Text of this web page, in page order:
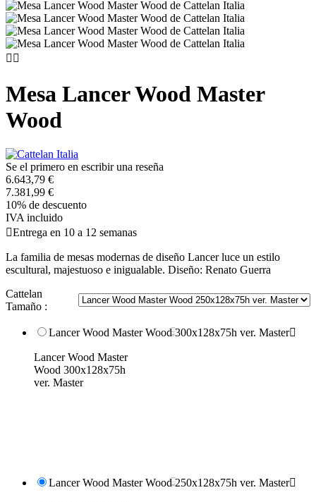
 
Mesa Lancer Wood Master
Wood
Se el primero en escribir una reseña
6.643,79 €
7.381,99 €
10% de descuento
IVA incluido
Entrega en 10 a 12 semanas
La familia de mesas modernas de diseño Lancer luce un estilo
escultural, majestuoso e inigualable. Diseño: Renato Guerra
Cattelan
Tamaño :
Lancer Wood Master Wood 300x128x75h ver. Master
Lancer Wood Master
Wood 300x128x75h
ver. Master
Lancer Wood Master Wood 250x128x75h ver. Master